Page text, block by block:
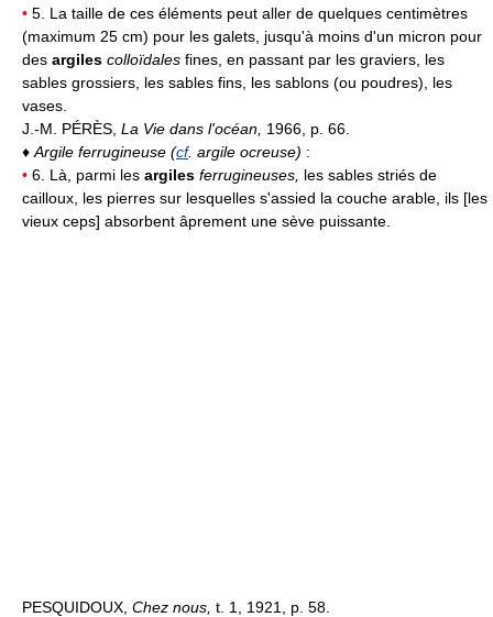
• 5. La taille de ces éléments peut aller de quelques centimètres
(maximum 25 cm) pour les galets, jusqu'à moins d'un micron pour
des argiles colloïdales fines, en passant par les graviers, les
sables grossiers, les sables fins, les sablons (ou poudres), les
vases.
J.-M. PÉRÈS, La Vie dans l'océan, 1966, p. 66.
♦ Argile ferrugineuse (cf. argile ocreuse) :
• 6. Là, parmi les argiles ferrugineuses, les sables striés de
cailloux, les pierres sur lesquelles s'assied la couche arable, ils [les
vieux ceps] absorbent âprement une sève puissante.
PESQUIDOUX, Chez nous, t. 1, 1921, p. 58.